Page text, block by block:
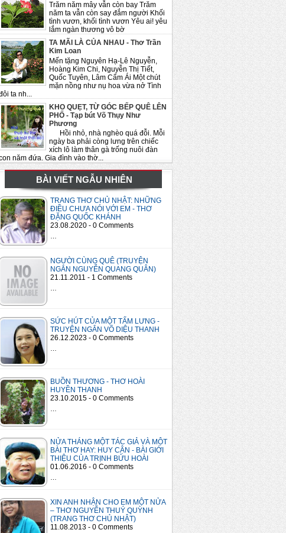
Trăm năm mây vẫn còn bay Trăm
năm ta vẫn còn say đắm người Khối
tình vươn, khối tình vươn Yêu ai! yêu
lắm ngàn thương vô bờ
TA MÃI LÀ CỦA NHAU - Thơ Trần
Kim Loan
Mến tặng Nguyên Hạ-Lê Nguyễn,
Hoàng Kim Chi, Nguyễn Thị Tiết,
Quốc Tuyên, Lâm Cẩm Ái Một chút
mặn nồng như nụ hoa vừa nở Tình
ta nh...
KHO QUẸT, TỪ GÓC BẾP QUÊ LÊN
PHỐ - Tạp bút Võ Thụy Như
Phương
Hồi nhỏ, nhà nghèo quá đỗi. Mỗi
ngày ba phải còng lưng trên chiếc
xích lô làm thân gà trống nuôi đàn
năm đứa. Gia đình vào thờ...
BÀI VIẾT NGẪU NHIÊN
TRANG THƠ CHỦ NHẬT: NHỮNG
ĐIỀU CHƯA NÓI VỚI EM - THƠ
ĐẶNG QUỐC KHÁNH
23.08.2020 - 0 Comments
NGƯỜI CÙNG QUÊ (TRUYỆN
NGẮN NGUYỄN QUANG QUÂN)
21.11.2011 - 1 Comments
SỨC HÚT CỦA MỘT TẤM LƯNG -
TRUYỆN NGẮN VÕ DIỆU THANH
26.12.2023 - 0 Comments
BUỒN THƯƠNG - THƠ HOÀI
HUYỀN THANH
23.10.2015 - 0 Comments
NỬA THÁNG MỘT TÁC GIẢ VÀ MỘT
BÀI THƠ HAY: HUY CẬN - BÀI GIỚI
THIỆU CỦA TRỊNH BỬU HOÀI
01.06.2016 - 0 Comments
XIN ANH NHẬN CHO EM MỘT NỬA
– THƠ NGUYỄN THUÝ QUỲNH
(TRANG THƠ CHỦ NHẬT)
11.08.2013 - 0 Comments